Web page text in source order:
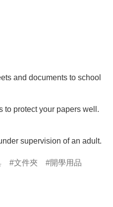
and documents to school
to protect your papers well.
supervision of an adult.
文件夾 開學用品